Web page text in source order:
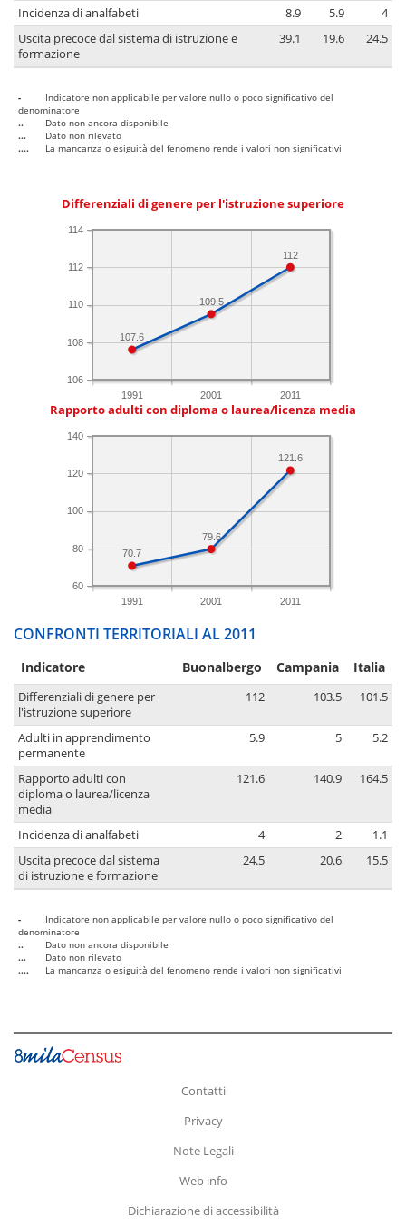
Incidenza di analfabeti 8.9 5.9
4
Uscita precoce dal sistema di istruzione e
formazione
39.1 19.6 24.5
-
Indicatore non applicabile per valore nullo o poco significativo del
denominatore
..
Dato non ancora disponibile
...
Dato non rilevato
....
La mancanza o esiguità del fenomeno rende i valori non significativi
Differenziali di genere per l'istruzione superiore
1991 2001 2011
106
108
110
112
114
112
109.5
107.6
Rapporto adulti con diploma o laurea/licenza media
1991 2001 2011
60
80
100
120
140
121.6
79.6
70.7
CONFRONTI TERRITORIALI AL 2011
Indicatore Buonalbergo Campania Italia
Differenziali di genere per
l'istruzione superiore
112 103.5 101.5
Adulti in apprendimento
permanente
5.9 5 5.2
Rapporto adulti con
diploma o laurea/licenza
media
121.6 140.9 164.5
Incidenza di analfabeti 4 2
1.1
Uscita precoce dal sistema
di istruzione e formazione
24.5 20.6 15.5
-
Indicatore non applicabile per valore nullo o poco significativo del
denominatore
..
Dato non ancora disponibile
...
Dato non rilevato
....
La mancanza o esiguità del fenomeno rende i valori non significativi
Contatti
Privacy
Note Legali
Web info
Dichiarazione di accessibilità